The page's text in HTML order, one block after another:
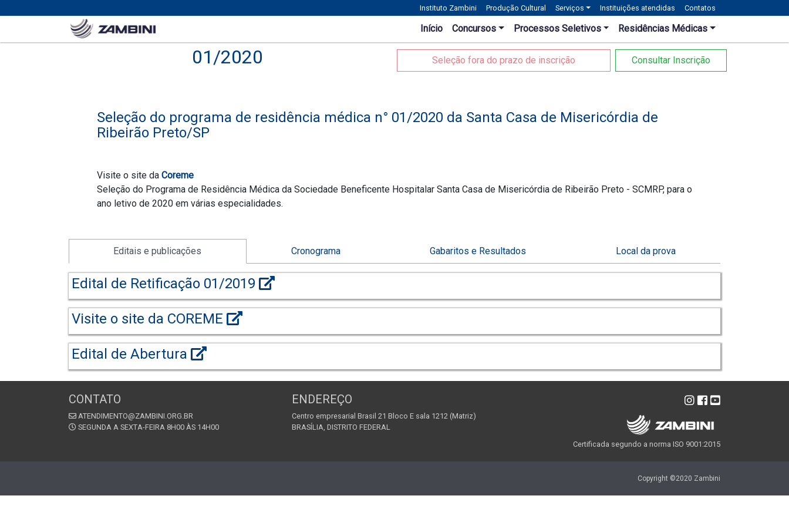
Instituto Zambini Produção Cultural Serviços Instituições atendidas Contatos
Início Concursos Processos Seletivos Residências Médicas
01/2020 Seleção fora do prazo de inscrição Consultar Inscrição
Seleção do programa de residência médica n° 01/2020 da Santa Casa de Misericórdia de
Ribeirão Preto/SP
Visite o site da Coreme
Seleção do Programa de Residência Médica da Sociedade Beneficente Hospitalar Santa Casa de Misericórdia de Ribeirão Preto - SCMRP, para o
ano letivo de 2020 em várias especialidades.
Editais e publicações Cronograma Gabaritos e Resultados Local da prova
Edital de Retificação 01/2019
Visite o site da COREME
Edital de Abertura
CONTATO
ATENDIMENTO@ZAMBINI.ORG.BR
SEGUNDA A SEXTA-FEIRA 8H00 ÀS 14H00
ENDEREÇO
Centro empresarial Brasil 21 Bloco E sala 1212 (Matriz)
BRASÍLIA, DISTRITO FEDERAL
Certificada segundo a norma ISO 9001:2015
Copyright ©2020 Zambini